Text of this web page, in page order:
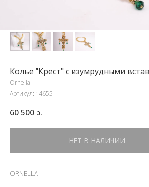
Колье "Крест" с изумрудными
Ornella
Артикул: 14655
60 500 р.
НЕТ В НАЛИЧИИ
ORNELLA